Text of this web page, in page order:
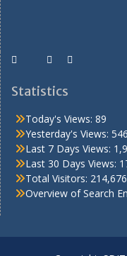
Statistics
Today's Views: 89
Yesterday's Views: 546
Last 7 Days Views:
Last 30 Days Views:
Total Visitors: 214,676
Overview of Search